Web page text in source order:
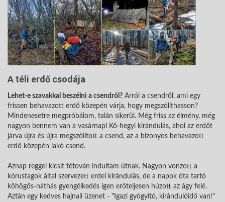
A téli erdő csodája
Lehet-e szavakkal beszélni a csendről? Arról a csendről, ami egy
frissen behavazott erdő közepén várja, hogy megszólíthasson?
Mindenesetre megpróbálom, talán sikerül. Még friss az élmény, még
nagyon bennem van a vasárnapi Kő-hegyi kirándulás, ahol az erdőt
járva újra és újra megszólított a csend, az a bizonyos behavazott
erdő közepén lakó csend.
Aznap reggel kicsit tétován indultam útnak. Nagyon vonzott a
kórustagok által szervezett erdei kirándulás, de a napok óta tartó
köhögős-náthás gyengélkedés igen erőteljesen húzott az ágy felé.
Aztán egy kedves hajnali üzenet - "Igazi gyógyító, kirándulóidő van!"